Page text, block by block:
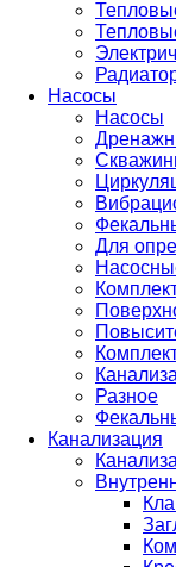
Насосы
Насосы
Для
Разное
Канализация